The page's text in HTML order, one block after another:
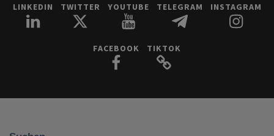
LINKEDIN TWITTER YOUTUBE TELEGRAM INSTAGRAM
FACEBOOK TIKTOK